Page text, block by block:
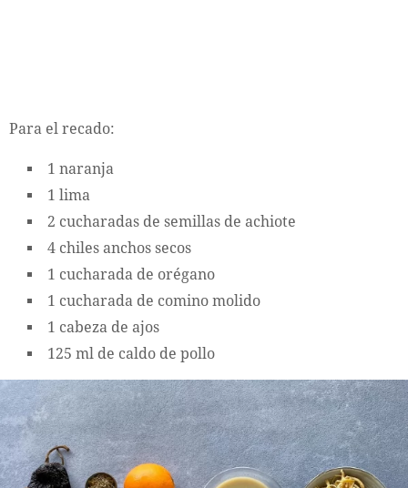
Para el recado:
1 naranja
1 lima
2 cucharadas de semillas de achiote
4 chiles anchos secos
1 cucharada de orégano
1 cucharada de comino molido
1 cabeza de ajos
125 ml de caldo de pollo